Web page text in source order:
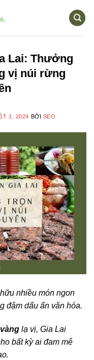
Lai: Thưởng
vị núi rừng
1, 2024 BỞI SEO
nhiều món ngon
đậm dấu ấn văn hóa.
lạ vị, Gia Lai
bất kỳ ai đam mê